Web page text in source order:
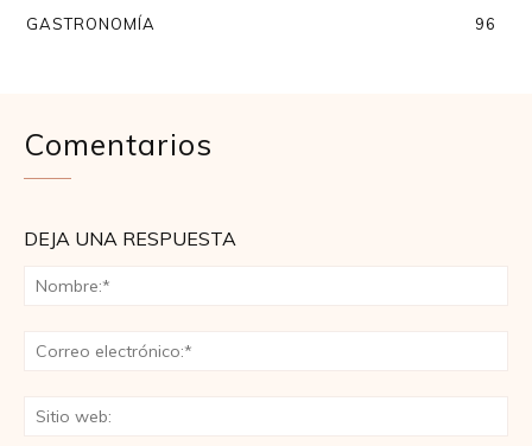
GASTRONOMÍA
96
Comentarios
DEJA UNA RESPUESTA